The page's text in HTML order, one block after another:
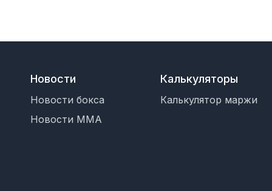
Новости
Новости бокса
Новости MMA
Калькуляторы
Калькулятор маржи